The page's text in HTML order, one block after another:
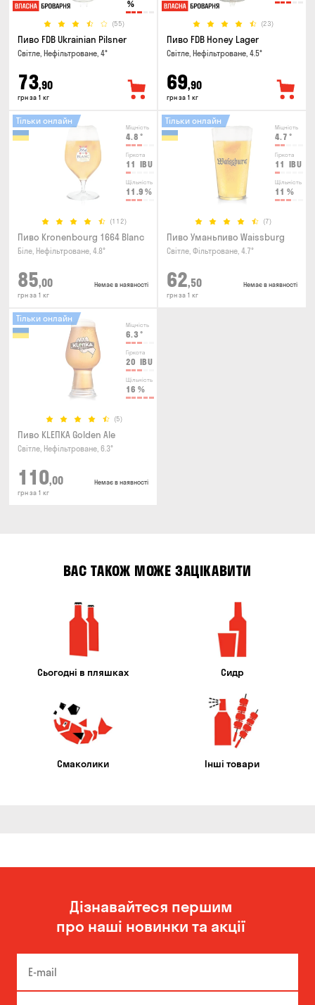
%
(55)
Пиво FDB Ukrainian Pilsner
Світле, Нефільтроване, 4°
73,90
грн за 1 кг
(23)
Пиво FDB Honey Lager
Світле, Нефільтроване, 4.5°
69,90
грн за 1 кг
Міцність
4.8 °
Гіркота
11 IBU
Щільність
11.9 %
(112)
Тільки онлайн
Пиво Kronenbourg 1664 Blanc
Біле, Нефільтроване, 4.8°
85,00
грн за 1 кг
Немає в наявності
Міцність
4.7 °
Гіркота
11 IBU
Щільність
11 %
(7)
Тільки онлайн
Пиво Уманьпиво Waissburg
Світле, Фільтроване, 4.7°
62,50
грн за 1 кг
Немає в наявності
Міцність
6.3 °
Гіркота
20 IBU
Щільність
16 %
(5)
Тільки онлайн
Пиво KLEПКА Golden Ale
Світле, Нефільтроване, 6.3°
110,00
грн за 1 кг
Немає в наявності
ВАС ТАКОЖ МОЖЕ ЗАЦІКАВИТИ
Сьогодні в пляшках Сидр
Смаколики Інші товари
Дізнавайтеся першим
про наші новинки та акції